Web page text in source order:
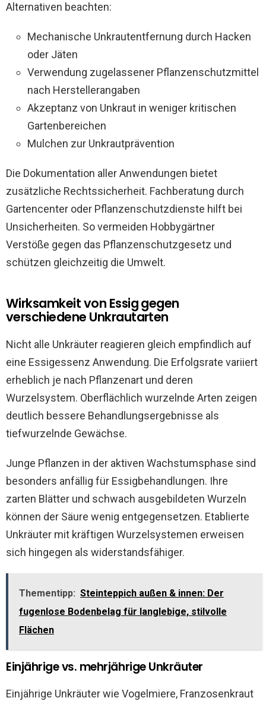
Alternativen beachten:
Mechanische Unkrautentfernung durch Hacken
oder Jäten
Verwendung zugelassener Pflanzenschutzmittel
nach Herstellerangaben
Akzeptanz von Unkraut in weniger kritischen
Gartenbereichen
Mulchen zur Unkrautprävention
Die Dokumentation aller Anwendungen bietet
zusätzliche Rechtssicherheit. Fachberatung durch
Gartencenter oder Pflanzenschutzdienste hilft bei
Unsicherheiten. So vermeiden Hobbygärtner
Verstöße gegen das Pflanzenschutzgesetz und
schützen gleichzeitig die Umwelt.
Wirksamkeit von Essig gegen
verschiedene Unkrautarten
Nicht alle Unkräuter reagieren gleich empfindlich auf
eine Essigessenz Anwendung. Die Erfolgsrate variiert
erheblich je nach Pflanzenart und deren
Wurzelsystem. Oberflächlich wurzelnde Arten zeigen
deutlich bessere Behandlungsergebnisse als
tiefwurzelnde Gewächse.
Junge Pflanzen in der aktiven Wachstumsphase sind
besonders anfällig für Essigbehandlungen. Ihre
zarten Blätter und schwach ausgebildeten Wurzeln
können der Säure wenig entgegensetzen. Etablierte
Unkräuter mit kräftigen Wurzelsystemen erweisen
sich hingegen als widerstandsfähiger.
Thementipp: Steinteppich außen & innen: Der
fugenlose Bodenbelag für langlebige, stilvolle
Flächen
Einjährige vs. mehrjährige Unkräuter
Einjährige Unkräuter wie Vogelmiere, Franzosenkraut